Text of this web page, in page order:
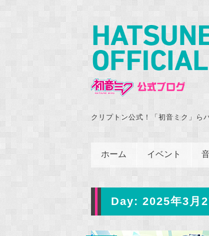
クリプトン公式！「初音ミク」ら
ホーム イベント
Day: 2025年3月